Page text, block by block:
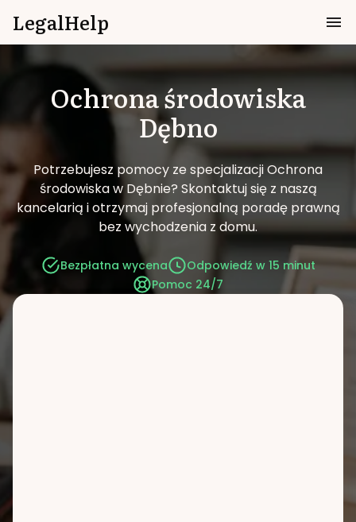
LegalHelp
Ochrona środowiska
Dębno
Potrzebujesz pomocy ze specjalizacji Ochrona
środowiska w Dębnie? Skontaktuj się z naszą
kancelarią i otrzymaj profesjonalną poradę prawną
bez wychodzenia z domu.
Bezpłatna wycena
Odpowiedź w 15 minut
Pomoc 24/7